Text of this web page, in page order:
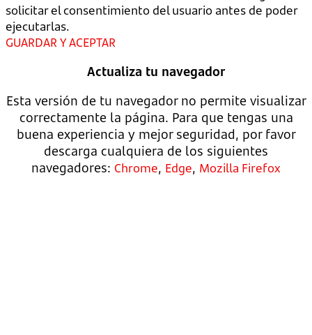
solicitar el consentimiento del usuario antes de poder
ejecutarlas.
GUARDAR Y ACEPTAR
Actualiza tu navegador
Esta versión de tu navegador no permite visualizar
correctamente la página. Para que tengas una
buena experiencia y mejor seguridad, por favor
descarga cualquiera de los siguientes
navegadores: Chrome, Edge, Mozilla Firefox